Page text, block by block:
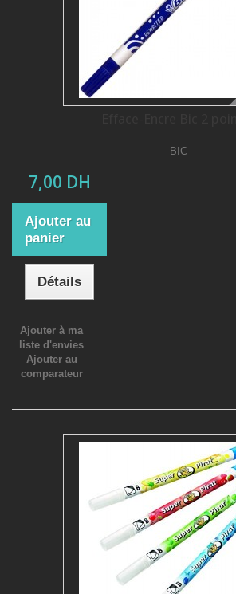
BIC
7,00 DH
Ajouter au
panier
Détails
Ajouter à ma
liste d'envies
Ajouter au
comparateur